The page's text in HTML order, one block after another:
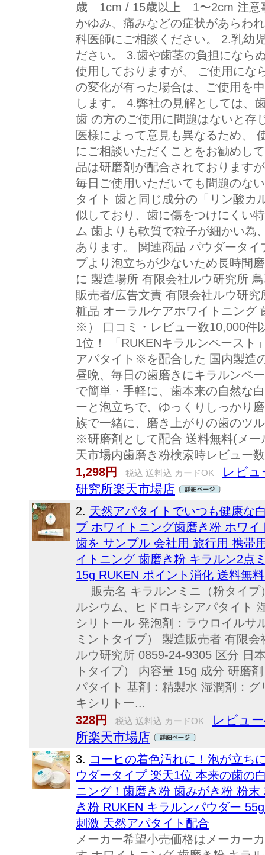
歳 1cm / 15歳以上 1〜2cm 注意
かゆみ、痛みなどの症状があらわ
科医師にご相談ください。 2.乳幼
ださい。 3.歯や歯茎の負担になら
使用しておりますが、 ご使用にな
の変化が有った場合は、ご使用を
します。 4.弊社の見解としては、
歯 の方のご使用に問題はないと存
医様によって意見も異なるため、
にご相談いただくことをお勧めし
品は研磨剤が配合されております
毎日ご使用いただいても問題のな
タイト 歯と同じ成分の「リン酸カ
似しており、歯に傷をつけにくい
ム 歯よりも軟質で粒子が細かい為
あります。 関連商品 パウダータ
プより泡立ちが少ないため長時間
に 製造場所 有限会社ルウ研究所
販売者/広告文責 有限会社ルウ研
粧品 オーラルケアホワイトニング
※） 口コミ・レビュー数10,000件
1位！ 「RUKENキラルンペースト
アパタイト※を配合した 国内製造
昼晩、毎日の歯磨きにキラルンペ
で簡単・手軽に、歯本来の自然な
ーと泡立ちで、ゆっくりしっかり
族で一緒に、磨き上がりの歯のツ
※研磨剤として配合 送料無料(メ
天市場内歯磨き粉検索時レビュー
1,298円
税込 送料込 カードOK
レビュ
研究所楽天市場店
2. 天然アパタイトでいつも健康な
プ ホワイトニング歯磨き粉 ホワ
歯を サンプル 会社用 旅行用 携帯
イトニング 歯磨き粉 キラルン2点
15g RUKEN ポイント消化 送料無
販売名 キラルンミニ（粉タイプ
ルシウム、ヒドロキシアパタイト
シリトール 発泡剤：ラウロイルサ
ミントタイプ） 製造販売者 有限
ルウ研究所 0859-24-9305 区分 日
トタイプ） 内容量 15g 成分 研磨
パタイト 基剤：精製水 湿潤剤：
キシリトー...
328円
税込 送料込 カードOK
レビュ
所楽天市場店
3. コーヒの着色汚れに！泡が立ち
ウダータイプ 楽天1位 本来の歯の
ニング！歯磨き粉 歯みがき粉 粉
き粉 RUKEN キラルンパウダー
刺激 天然アパタイト配合
メーカー希望小売価格はメーカー